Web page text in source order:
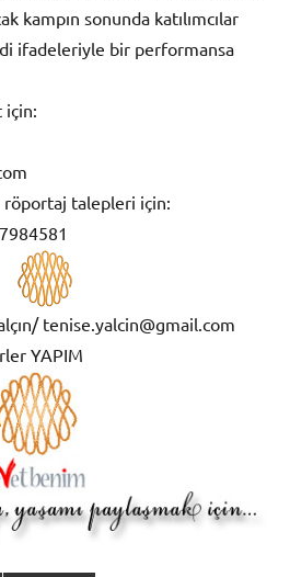
kampın sonunda katılımcılar
ifadeleriyle bir performansa
için:
röportaj talepleri için:
tenise.yalcin@gmail.com
YAPIM